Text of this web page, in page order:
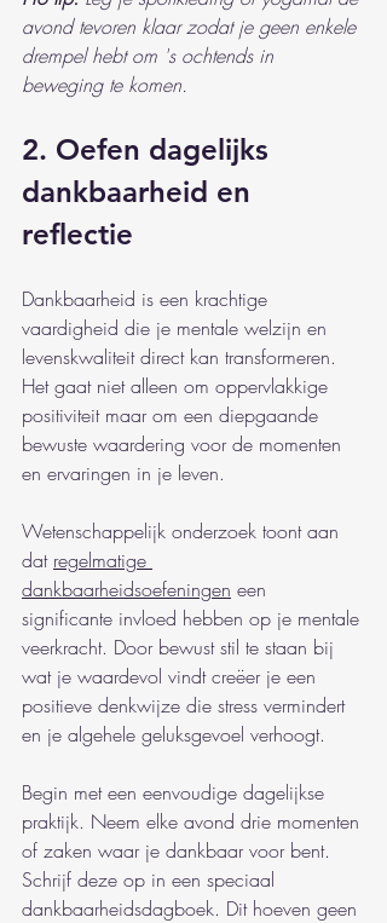
avond tevoren klaar zodat je geen enkele
drempel hebt om 's ochtends in
beweging te komen.
2. Oefen dagelijks
dankbaarheid en
reflectie
Dankbaarheid is een krachtige
vaardigheid die je mentale welzijn en
levenskwaliteit direct kan transformeren.
Het gaat niet alleen om oppervlakkige
positiviteit maar om een diepgaande
bewuste waardering voor de momenten
en ervaringen in je leven.
Wetenschappelijk onderzoek toont aan
dat regelmatige
dankbaarheidsoefeningen een
significante invloed hebben op je mentale
veerkracht. Door bewust stil te staan bij
wat je waardevol vindt creëer je een
positieve denkwijze die stress vermindert
en je algehele geluksgevoel verhoogt.
Begin met een eenvoudige dagelijkse
praktijk. Neem elke avond drie momenten
of zaken waar je dankbaar voor bent.
Schrijf deze op in een speciaal
dankbaarheidsdagboek. Dit hoeven geen